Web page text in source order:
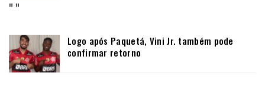
" "
Logo após Paquetá, Vini Jr. também pode
confirmar retorno